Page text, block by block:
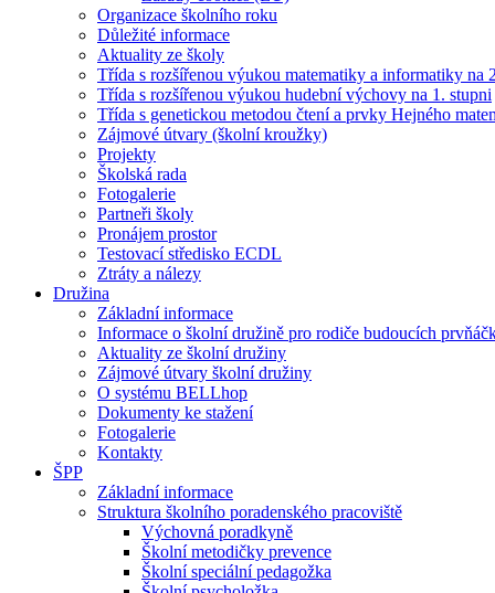
Organizace školního roku
Důležité informace
Aktuality ze školy
Třída s rozšířenou výukou matematiky a informatiky na
Třída s rozšířenou výukou hudební výchovy na 1. stupni
Třída s genetickou metodou čtení a prvky Hejného
Zájmové útvary (školní kroužky)
Projekty
Školská rada
Fotogalerie
Partneři školy
Pronájem prostor
Testovací středisko ECDL
Ztráty a nálezy
Družina
Základní informace
Informace o školní družině pro rodiče budoucích
Aktuality ze školní družiny
Zájmové útvary školní družiny
O systému BELLhop
Dokumenty ke stažení
Fotogalerie
Kontakty
ŠPP
Základní informace
Struktura školního poradenského pracoviště
Výchovná poradkyně
Školní metodičky prevence
Školní speciální pedagožka